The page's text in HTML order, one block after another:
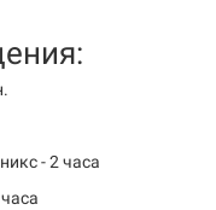
- 2 часа